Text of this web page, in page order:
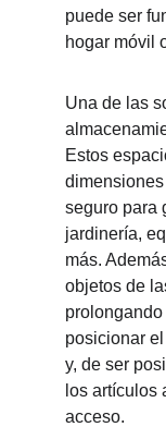
puede ser
hogar móvil
Una de las
Estos
seguro para
jardinería,
más.
objetos de
posicionar
y, de ser
los artículos
acceso.